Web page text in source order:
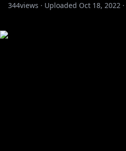
344views · Uploaded Oct 18, 2022 ·